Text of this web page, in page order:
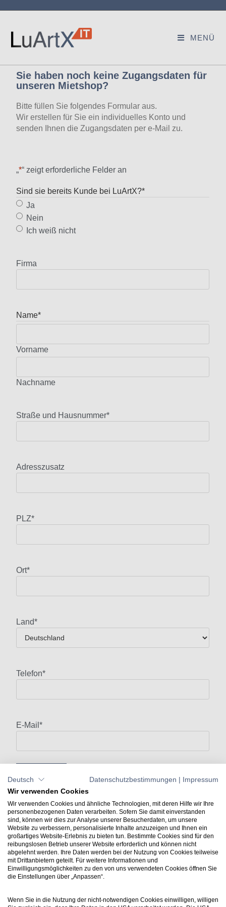
MENÜ
Sie haben noch keine Zugangsdaten für
unseren Mietshop?
Bitte füllen Sie folgendes Formular aus.
Wir erstellen für Sie ein individuelles Konto und
senden Ihnen die Zugangsdaten per e-Mail zu.
„*“ zeigt erforderliche Felder an
Sind sie bereits Kunde bei LuArtX?*
Ja
Nein
Ich weiß nicht
Firma
Name*
Vorname
Nachname
Straße und Hausnummer*
Adresszusatz
PLZ*
Ort*
Land*
Telefon*
E-Mail*
Kontakt
+49 7031 304748-0
Deutsch Datenschutzbestimmungen | Impressum
Wir verwenden Cookies
Wir verwenden Cookies und ähnliche Technologien, mit deren Hilfe wir Ihre
personenbezogenen Daten verarbeiten. Sofern Sie damit einverstanden
sind, können wir dies zur Analyse unserer Besucherdaten, um unsere
Website zu verbessern, personalisierte Inhalte anzuzeigen und Ihnen ein
großartiges Website-Erlebnis zu bieten tun. Bestimmte Cookies sind für den
reibungslosen Betrieb unserer Website erforderlich und können nicht
abgelehnt werden. Ihre Daten werden bei der Nutzung von Cookies teilweise
mit Drittanbietern geteilt. Für weitere Informationen und
Einwilligungsmöglichkeiten zu den von uns verwendeten Cookies öffnen Sie
die Einstellungen über „Anpassen“.
Wenn Sie in die Nutzung der nicht-notwendigen Cookies einwilligen, willigen